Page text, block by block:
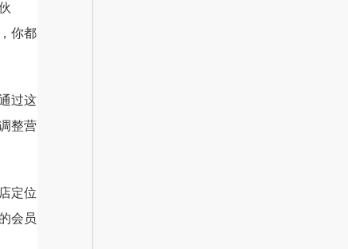
你都
过这
整营
定位
会员